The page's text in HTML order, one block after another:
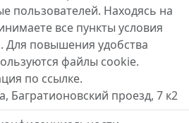
пользователей. Находясь на
все пункты условия
Для повышения удобства
файлы cookie.
по ссылке.
Багратионовский проезд, 7 к2